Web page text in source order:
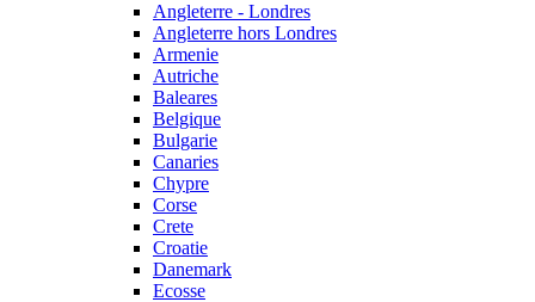
Angleterre - Londres
Angleterre hors Londres
Armenie
Autriche
Baleares
Belgique
Bulgarie
Canaries
Chypre
Corse
Crete
Croatie
Danemark
Ecosse